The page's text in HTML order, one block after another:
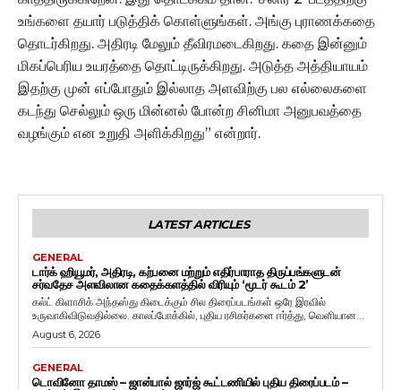
உங்களை தயார் படுத்திக் கொள்ளுங்கள். அங்கு புராணக்கதை
தொடர்கிறது. அதிரடி மேலும் தீவிரமடைகிறது. கதை இன்னும்
மிகப்பெரிய உயரத்தை தொட்டிருக்கிறது. அடுத்த அத்தியாயம்
இதற்கு முன் எப்போதும் இல்லாத அளவிற்கு பல எல்லைகளை
கடந்து செல்லும் ஒரு மின்னல் போன்ற சினிமா அனுபவத்தை
வழங்கும் என உறுதி அளிக்கிறது” என்றார்.
LATEST ARTICLES
GENERAL
டார்க் ஹியூமர், அதிரடி, கற்பனை மற்றும் எதிர்பாராத திருப்பங்களுடன்
சர்வதேச அளவிலான கதைக்களத்தில் விரியும் ‘மூடர் கூடம் 2’
கல்ட் கிளாசிக் அந்தஸ்து கிடைக்கும் சில திரைப்படங்கள் ஒரே இரவில்
உருவாகிவிடுவதில்லை. காலப்போக்கில், புதிய ரசிகர்களை ஈர்த்து, வெளியான...
August 6, 2026
GENERAL
டொவினோ தாமஸ் – ஜான்பால் ஜார்ஜ் கூட்டணியில் புதிய திரைப்படம் –